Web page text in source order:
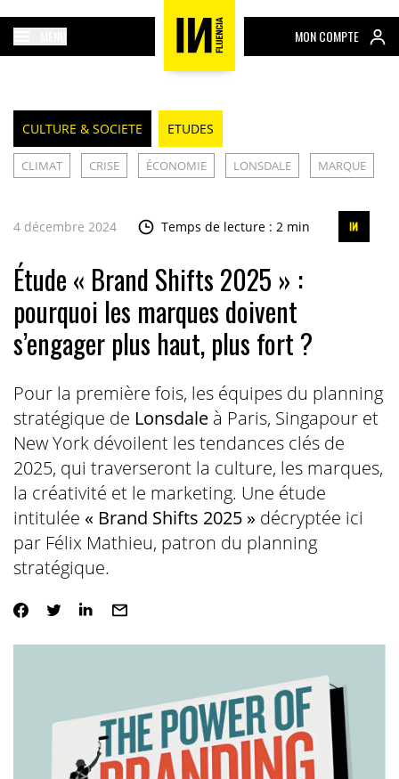
MON COMPTE
CULTURE & SOCIETE ETUDES
CLIMAT CRISE ÉCONOMIE LONSDALE MARQUE
4 décembre 2024 Temps de lecture : 2 min
Étude « Brand Shifts 2025 » :
pourquoi les marques doivent
s’engager plus haut, plus fort ?
Pour la première fois, les équipes du planning
stratégique de Lonsdaleà Paris, Singapour et
New York dévoilent les tendances clés de
2025, qui traverseront la culture, les marques,
la créativité et le marketing. Une étude
intitulée « Brand Shifts 2025 » décryptée ici
par Félix Mathieu, patron du planning
stratégique.